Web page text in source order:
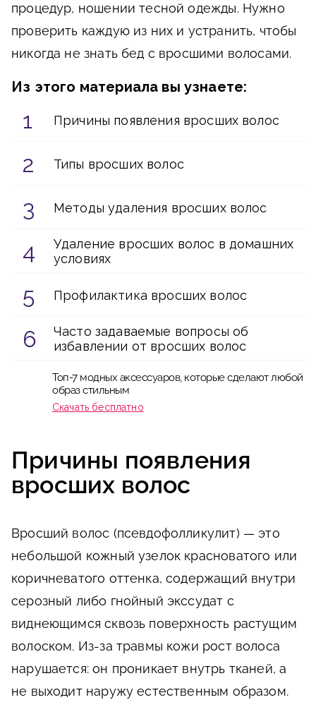
процедур, ношении тесной одежды. Нужно
проверить каждую из них и устранить, чтобы
никогда не знать бед с вросшими волосами.
Из этого материала вы узнаете:
Причины появления вросших волос
Типы вросших волос
Методы удаления вросших волос
Удаление вросших волос в домашних
условиях
Профилактика вросших волос
Часто задаваемые вопросы об
избавлении от вросших волос
Топ-7 модных аксессуаров, которые сделают любой
образ стильным
Скачать бесплатно
Причины появления
вросших волос
Вросший волос (псевдофолликулит) — это
небольшой кожный узелок красноватого или
коричневатого оттенка, содержащий внутри
серозный либо гнойный экссудат с
виднеющимся сквозь поверхность растущим
волоском. Из-за травмы кожи рост волоса
нарушается: он проникает внутрь тканей, а
не выходит наружу естественным образом.